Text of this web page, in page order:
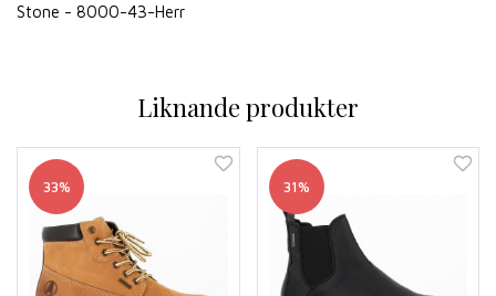
Stone - 8000-43-Herr
Liknande produkter
33% 31%